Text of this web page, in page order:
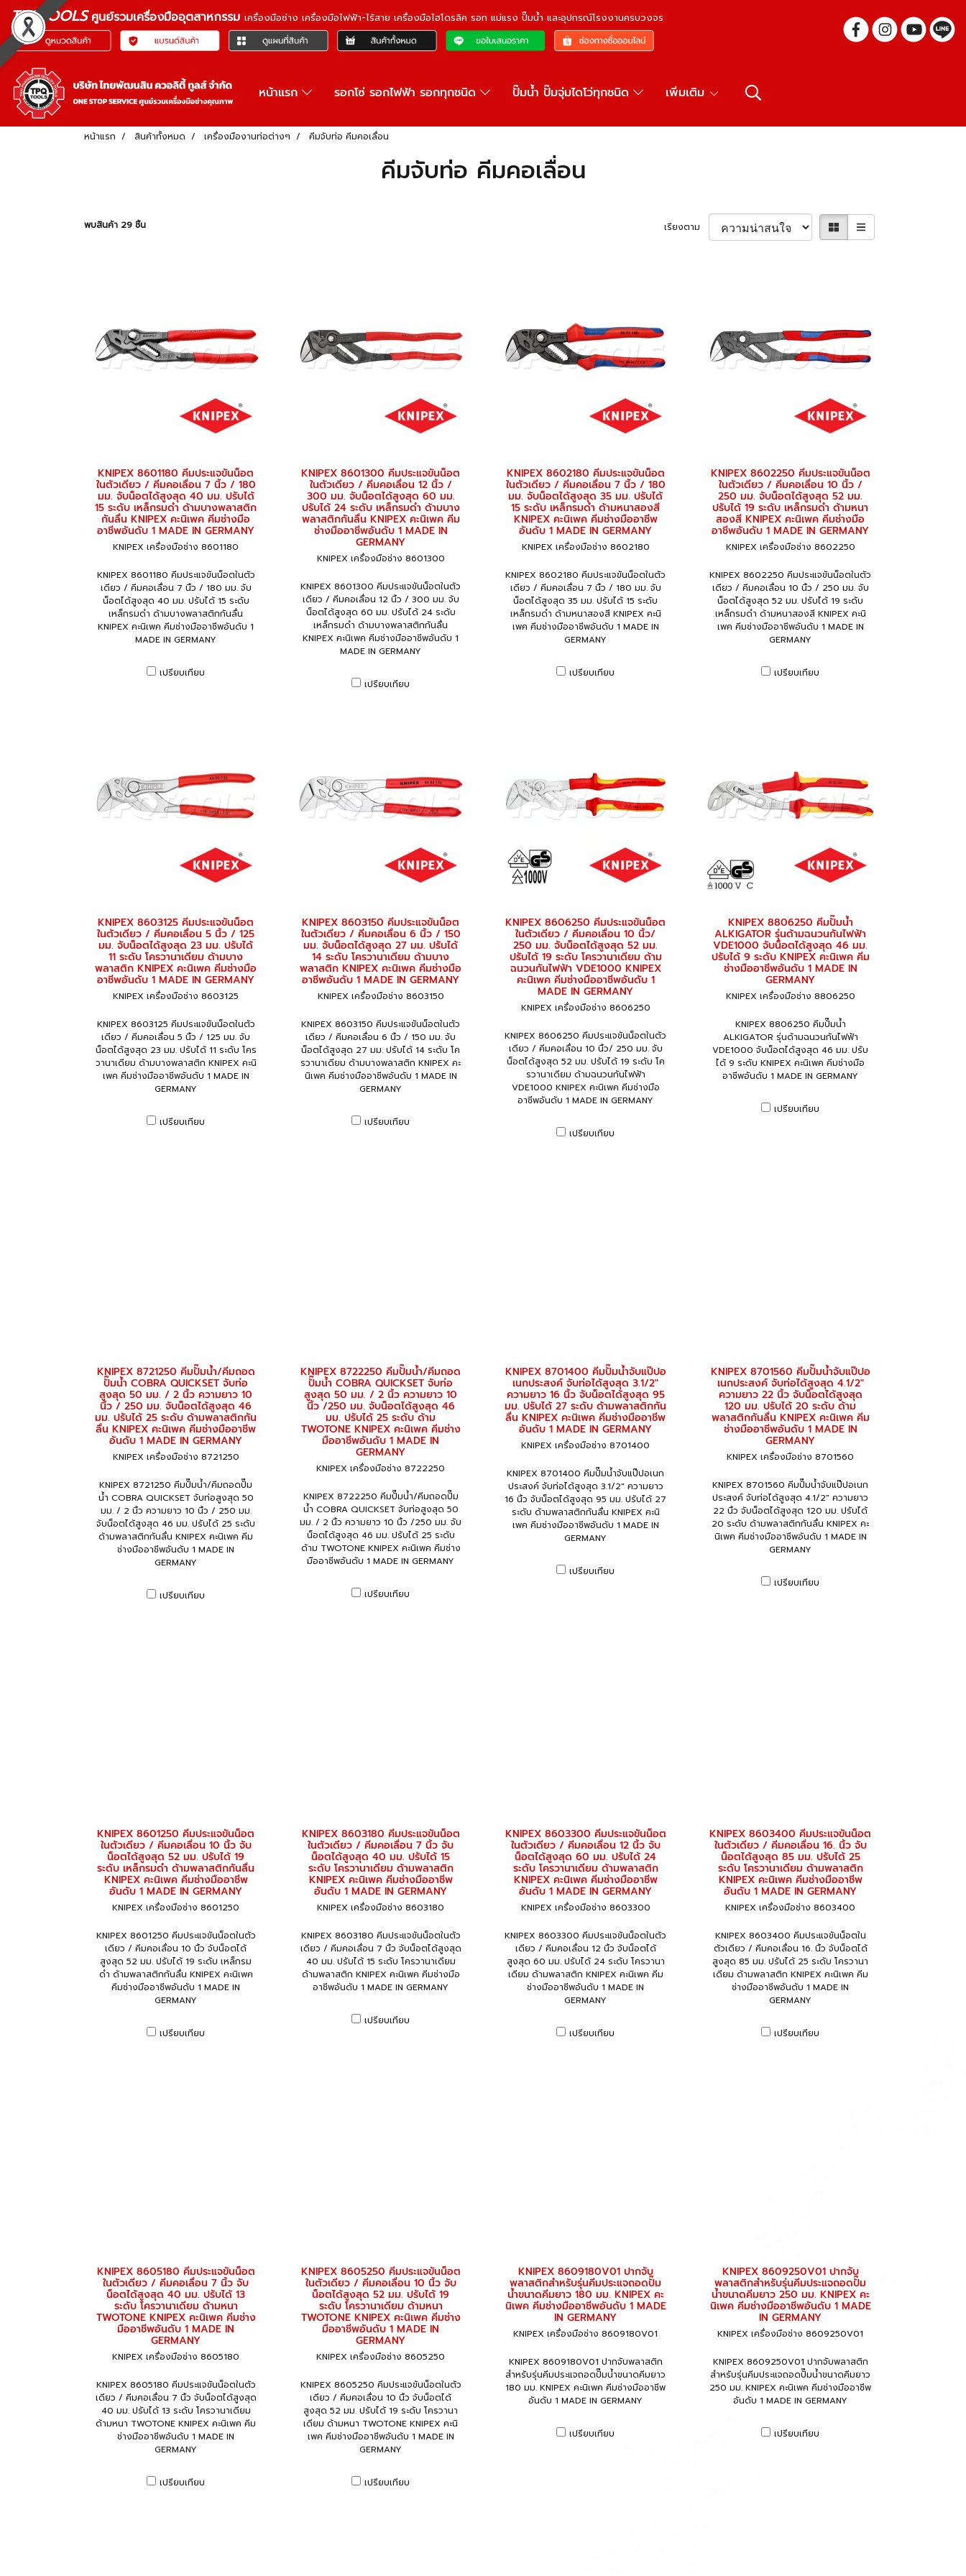
TPQTOOLSศูนย์รวมเครื่องมืออุตสาหกรรม เครื่องมือช่าง เครื่องมือไฟฟ้า-ไร้สาย เครื่องมือไฮโดรลิค รอก แม่แรง ปั๊มน้ำ และอุปกรณ์โรงงานครบวงจร
หน้าแรก รอกโซ่ รอกไฟฟ้า รอกทุกชนิด ปั๊มน้ำ ปั๊มจุ่มไดโว่ทุกชนิด เพิ่มเติม
หน้าแรก สินค้าทั้งหมด เครื่องมืองานท่อต่างๆ คีมจับท่อ คีมคอเลื่อน
คีมจับท่อ คีมคอเลื่อน
พบสินค้า 29 ชิ้น เรียงตาม
KNIPEX 8601180 คีมประแจขันน็อต
ในตัวเดียว / คีมคอเลื่อน 7 นิ้ว / 180
มม. จับน็อตได้สูงสุด 40 มม. ปรับได้
15 ระดับ เหล็กรมดำ ด้ามบางพลาสติก
กันลื่น KNIPEX คะนิเพค คีมช่างมือ
อาชีพอันดับ 1 MADE IN GERMANY
KNIPEX เครื่องมือช่าง 8601180
KNIPEX 8601180 คีมประแจขันน็อตในตัว
เดียว / คีมคอเลื่อน 7 นิ้ว / 180 มม. จับ
น็อตได้สูงสุด 40 มม. ปรับได้ 15 ระดับ
เหล็กรมดำ ด้ามบางพลาสติกกันลื่น
KNIPEX คะนิเพค คีมช่างมืออาชีพอันดับ 1
MADE IN GERMANY
เปรียบเทียบ
KNIPEX 8601300 คีมประแจขันน็อต
ในตัวเดียว / คีมคอเลื่อน 12 นิ้ว /
300 มม. จับน็อตได้สูงสุด 60 มม.
ปรับได้ 24 ระดับ เหล็กรมดำ ด้ามบาง
พลาสติกกันลื่น KNIPEX คะนิเพค คีม
ช่างมืออาชีพอันดับ 1 MADE IN
GERMANY
KNIPEX เครื่องมือช่าง 8601300
KNIPEX 8601300 คีมประแจขันน็อตในตัว
เดียว / คีมคอเลื่อน 12 นิ้ว / 300 มม. จับ
น็อตได้สูงสุด 60 มม. ปรับได้ 24 ระดับ
เหล็กรมดำ ด้ามบางพลาสติกกันลื่น
KNIPEX คะนิเพค คีมช่างมืออาชีพอันดับ 1
MADE IN GERMANY
เปรียบเทียบ
KNIPEX 8602180 คีมประแจขันน็อต
ในตัวเดียว / คีมคอเลื่อน 7 นิ้ว / 180
มม. จับน็อตได้สูงสุด 35 มม. ปรับได้
15 ระดับ เหล็กรมดำ ด้ามหนาสองสี
KNIPEX คะนิเพค คีมช่างมืออาชีพ
อันดับ 1 MADE IN GERMANY
KNIPEX เครื่องมือช่าง 8602180
KNIPEX 8602180 คีมประแจขันน็อตในตัว
เดียว / คีมคอเลื่อน 7 นิ้ว / 180 มม. จับ
น็อตได้สูงสุด 35 มม. ปรับได้ 15 ระดับ
เหล็กรมดำ ด้ามหนาสองสี KNIPEX คะนิ
เพค คีมช่างมืออาชีพอันดับ 1 MADE IN
GERMANY
เปรียบเทียบ
KNIPEX 8602250 คีมประแจขันน็อต
ในตัวเดียว / คีมคอเลื่อน 10 นิ้ว /
250 มม. จับน็อตได้สูงสุด 52 มม.
ปรับได้ 19 ระดับ เหล็กรมดำ ด้ามหนา
สองสี KNIPEX คะนิเพค คีมช่างมือ
อาชีพอันดับ 1 MADE IN GERMANY
KNIPEX เครื่องมือช่าง 8602250
KNIPEX 8602250 คีมประแจขันน็อตในตัว
เดียว / คีมคอเลื่อน 10 นิ้ว / 250 มม. จับ
น็อตได้สูงสุด 52 มม. ปรับได้ 19 ระดับ
เหล็กรมดำ ด้ามหนาสองสี KNIPEX คะนิ
เพค คีมช่างมืออาชีพอันดับ 1 MADE IN
GERMANY
เปรียบเทียบ
KNIPEX 8603125 คีมประแจขันน็อต
ในตัวเดียว / คีมคอเลื่อน 5 นิ้ว / 125
มม. จับน็อตได้สูงสุด 23 มม. ปรับได้
11 ระดับ โครวานาเดียม ด้ามบาง
พลาสติก KNIPEX คะนิเพค คีมช่างมือ
อาชีพอันดับ 1 MADE IN GERMANY
KNIPEX เครื่องมือช่าง 8603125
KNIPEX 8603125 คีมประแจขันน็อตในตัว
เดียว / คีมคอเลื่อน 5 นิ้ว / 125 มม. จับ
น็อตได้สูงสุด 23 มม. ปรับได้ 11 ระดับ โคร
วานาเดียม ด้ามบางพลาสติก KNIPEX คะนิ
เพค คีมช่างมืออาชีพอันดับ 1 MADE IN
GERMANY
เปรียบเทียบ
KNIPEX 8603150 คีมประแจขันน็อต
ในตัวเดียว / คีมคอเลื่อน 6 นิ้ว / 150
มม. จับน็อตได้สูงสุด 27 มม. ปรับได้
14 ระดับ โครวานาเดียม ด้ามบาง
พลาสติก KNIPEX คะนิเพค คีมช่างมือ
อาชีพอันดับ 1 MADE IN GERMANY
KNIPEX เครื่องมือช่าง 8603150
KNIPEX 8603150 คีมประแจขันน็อตในตัว
เดียว / คีมคอเลื่อน 6 นิ้ว / 150 มม. จับ
น็อตได้สูงสุด 27 มม. ปรับได้ 14 ระดับ โค
รวานาเดียม ด้ามบางพลาสติก KNIPEX คะ
นิเพค คีมช่างมืออาชีพอันดับ 1 MADE IN
GERMANY
เปรียบเทียบ
KNIPEX 8606250 คีมประแจขันน็อต
ในตัวเดียว / คีมคอเลื่อน 10 นิ้ว/
250 มม. จับน็อตได้สูงสุด 52 มม.
ปรับได้ 19 ระดับ โครวานาเดียม ด้าม
ฉนวนกันไฟฟ้า VDE1000 KNIPEX
คะนิเพค คีมช่างมืออาชีพอันดับ 1
MADE IN GERMANY
KNIPEX เครื่องมือช่าง 8606250
KNIPEX 8606250 คีมประแจขันน็อตในตัว
เดียว / คีมคอเลื่อน 10 นิ้ว/ 250 มม. จับ
น็อตได้สูงสุด 52 มม. ปรับได้ 19 ระดับ โค
รวานาเดียม ด้ามฉนวนกันไฟฟ้า
VDE1000 KNIPEX คะนิเพค คีมช่างมือ
อาชีพอันดับ 1 MADE IN GERMANY
เปรียบเทียบ
KNIPEX 8806250 คีมปั๊มน้ำ
ALKIGATOR รุ่นด้ามฉนวนกันไฟฟ้า
VDE1000 จับน็อตได้สูงสุด 46 มม.
ปรับได้ 9 ระดับ KNIPEX คะนิเพค คีม
ช่างมืออาชีพอันดับ 1 MADE IN
GERMANY
KNIPEX เครื่องมือช่าง 8806250
KNIPEX 8806250 คีมปั๊มน้ำ
ALKIGATOR รุ่นด้ามฉนวนกันไฟฟ้า
VDE1000 จับน็อตได้สูงสุด 46 มม. ปรับ
ได้ 9 ระดับ KNIPEX คะนิเพค คีมช่างมือ
อาชีพอันดับ 1 MADE IN GERMANY
เปรียบเทียบ
KNIPEX 8721250 คีมปั๊มน้ำ/คีมถอด
ปั๊มน้ำ COBRA QUICKSET จับท่อ
สูงสุด 50 มม. / 2 นิ้ว ความยาว 10
นิ้ว / 250 มม. จับน็อตได้สูงสุด 46
มม. ปรับได้ 25 ระดับ ด้ามพลาสติกกัน
ลื่น KNIPEX คะนิเพค คีมช่างมืออาชีพ
อันดับ 1 MADE IN GERMANY
KNIPEX เครื่องมือช่าง 8721250
KNIPEX 8721250 คีมปั๊มน้ำ/คีมถอดปั๊ม
น้ำ COBRA QUICKSET จับท่อสูงสุด 50
มม. / 2 นิ้ว ความยาว 10 นิ้ว / 250 มม.
จับน็อตได้สูงสุด 46 มม. ปรับได้ 25 ระดับ
ด้ามพลาสติกกันลื่น KNIPEX คะนิเพค คีม
ช่างมืออาชีพอันดับ 1 MADE IN
GERMANY
เปรียบเทียบ
KNIPEX 8722250 คีมปั๊มน้ำ/คีมถอด
ปั๊มน้ำ COBRA QUICKSET จับท่อ
สูงสุด 50 มม. / 2 นิ้ว ความยาว 10
นิ้ว /250 มม. จับน็อตได้สูงสุด 46
มม. ปรับได้ 25 ระดับ ด้าม
TWOTONE KNIPEX คะนิเพค คีมช่าง
มืออาชีพอันดับ 1 MADE IN
GERMANY
KNIPEX เครื่องมือช่าง 8722250
KNIPEX 8722250 คีมปั๊มน้ำ/คีมถอดปั๊ม
น้ำ COBRA QUICKSET จับท่อสูงสุด 50
มม. / 2 นิ้ว ความยาว 10 นิ้ว /250 มม. จับ
น็อตได้สูงสุด 46 มม. ปรับได้ 25 ระดับ
ด้าม TWOTONE KNIPEX คะนิเพค คีมช่าง
มืออาชีพอันดับ 1 MADE IN GERMANY
เปรียบเทียบ
KNIPEX 8701400 คีมปั๊มน้ำจับแป๊ปอ
เนกประสงค์ จับท่อได้สูงสุด 3.1/2"
ความยาว 16 นิ้ว จับน็อตได้สูงสุด 95
มม. ปรับได้ 27 ระดับ ด้ามพลาสติกกัน
ลื่น KNIPEX คะนิเพค คีมช่างมืออาชีพ
อันดับ 1 MADE IN GERMANY
KNIPEX เครื่องมือช่าง 8701400
KNIPEX 8701400 คีมปั๊มน้ำจับแป๊ปอเนก
ประสงค์ จับท่อได้สูงสุด 3.1/2" ความยาว
16 นิ้ว จับน็อตได้สูงสุด 95 มม. ปรับได้ 27
ระดับ ด้ามพลาสติกกันลื่น KNIPEX คะนิ
เพค คีมช่างมืออาชีพอันดับ 1 MADE IN
GERMANY
เปรียบเทียบ
KNIPEX 8701560 คีมปั๊มน้ำจับแป๊ปอ
เนกประสงค์ จับท่อได้สูงสุด 4.1/2"
ความยาว 22 นิ้ว จับน็อตได้สูงสุด
120 มม. ปรับได้ 20 ระดับ ด้าม
พลาสติกกันลื่น KNIPEX คะนิเพค คีม
ช่างมืออาชีพอันดับ 1 MADE IN
GERMANY
KNIPEX เครื่องมือช่าง 8701560
KNIPEX 8701560 คีมปั๊มน้ำจับแป๊ปอเนก
ประสงค์ จับท่อได้สูงสุด 4.1/2" ความยาว
22 นิ้ว จับน็อตได้สูงสุด 120 มม. ปรับได้
20 ระดับ ด้ามพลาสติกกันลื่น KNIPEX คะ
นิเพค คีมช่างมืออาชีพอันดับ 1 MADE IN
GERMANY
เปรียบเทียบ
KNIPEX 8601250 คีมประแจขันน็อต
ในตัวเดียว / คีมคอเลื่อน 10 นิ้ว จับ
น็อตได้สูงสุด 52 มม. ปรับได้ 19
ระดับ เหล็กรมดำ ด้ามพลาสติกกันลื่น
KNIPEX คะนิเพค คีมช่างมืออาชีพ
อันดับ 1 MADE IN GERMANY
KNIPEX เครื่องมือช่าง 8601250
KNIPEX 8601250 คีมประแจขันน็อตในตัว
เดียว / คีมคอเลื่อน 10 นิ้ว จับน็อตได้
สูงสุด 52 มม. ปรับได้ 19 ระดับ เหล็กรม
ดำ ด้ามพลาสติกกันลื่น KNIPEX คะนิเพค
คีมช่างมืออาชีพอันดับ 1 MADE IN
GERMANY
เปรียบเทียบ
KNIPEX 8603180 คีมประแจขันน็อต
ในตัวเดียว / คีมคอเลื่อน 7 นิ้ว จับ
น็อตได้สูงสุด 40 มม. ปรับได้ 15
ระดับ โครวานาเดียม ด้ามพลาสติก
KNIPEX คะนิเพค คีมช่างมืออาชีพ
อันดับ 1 MADE IN GERMANY
KNIPEX เครื่องมือช่าง 8603180
KNIPEX 8603180 คีมประแจขันน็อตในตัว
เดียว / คีมคอเลื่อน 7 นิ้ว จับน็อตได้สูงสุด
40 มม. ปรับได้ 15 ระดับ โครวานาเดียม
ด้ามพลาสติก KNIPEX คะนิเพค คีมช่างมือ
อาชีพอันดับ 1 MADE IN GERMANY
เปรียบเทียบ
KNIPEX 8603300 คีมประแจขันน็อต
ในตัวเดียว / คีมคอเลื่อน 12 นิ้ว จับ
น็อตได้สูงสุด 60 มม. ปรับได้ 24
ระดับ โครวานาเดียม ด้ามพลาสติก
KNIPEX คะนิเพค คีมช่างมืออาชีพ
อันดับ 1 MADE IN GERMANY
KNIPEX เครื่องมือช่าง 8603300
KNIPEX 8603300 คีมประแจขันน็อตในตัว
เดียว / คีมคอเลื่อน 12 นิ้ว จับน็อตได้
สูงสุด 60 มม. ปรับได้ 24 ระดับ โครวานา
เดียม ด้ามพลาสติก KNIPEX คะนิเพค คีม
ช่างมืออาชีพอันดับ 1 MADE IN
GERMANY
เปรียบเทียบ
KNIPEX 8603400 คีมประแจขันน็อต
ในตัวเดียว / คีมคอเลื่อน 16. นิ้ว จับ
น็อตได้สูงสุด 85 มม. ปรับได้ 25
ระดับ โครวานาเดียม ด้ามพลาสติก
KNIPEX คะนิเพค คีมช่างมืออาชีพ
อันดับ 1 MADE IN GERMANY
KNIPEX เครื่องมือช่าง 8603400
KNIPEX 8603400 คีมประแจขันน็อตใน
ตัวเดียว / คีมคอเลื่อน 16. นิ้ว จับน็อตได้
สูงสุด 85 มม. ปรับได้ 25 ระดับ โครวานา
เดียม ด้ามพลาสติก KNIPEX คะนิเพค คีม
ช่างมืออาชีพอันดับ 1 MADE IN
GERMANY
เปรียบเทียบ
KNIPEX 8605180 คีมประแจขันน็อต
ในตัวเดียว / คีมคอเลื่อน 7 นิ้ว จับ
น็อตได้สูงสุด 40 มม. ปรับได้ 13
ระดับ โครวานาเดียม ด้ามหนา
TWOTONE KNIPEX คะนิเพค คีมช่าง
มืออาชีพอันดับ 1 MADE IN
GERMANY
KNIPEX เครื่องมือช่าง 8605180
KNIPEX 8605180 คีมประแจขันน็อตในตัว
เดียว / คีมคอเลื่อน 7 นิ้ว จับน็อตได้สูงสุด
40 มม. ปรับได้ 13 ระดับ โครวานาเดียม
ด้ามหนา TWOTONE KNIPEX คะนิเพค คีม
ช่างมืออาชีพอันดับ 1 MADE IN
GERMANY
เปรียบเทียบ
KNIPEX 8605250 คีมประแจขันน็อต
ในตัวเดียว / คีมคอเลื่อน 10 นิ้ว จับ
น็อตได้สูงสุด 52 มม. ปรับได้ 19
ระดับ โครวานาเดียม ด้ามหนา
TWOTONE KNIPEX คะนิเพค คีมช่าง
มืออาชีพอันดับ 1 MADE IN
GERMANY
KNIPEX เครื่องมือช่าง 8605250
KNIPEX 8605250 คีมประแจขันน็อตในตัว
เดียว / คีมคอเลื่อน 10 นิ้ว จับน็อตได้
สูงสุด 52 มม. ปรับได้ 19 ระดับ โครวานา
เดียม ด้ามหนา TWOTONE KNIPEX คะนิ
เพค คีมช่างมืออาชีพอันดับ 1 MADE IN
GERMANY
เปรียบเทียบ
KNIPEX 8609180V01 ปากจับ
พลาสติกสำหรับรุ่นคีมประแจถอดปั๊ม
น้ำขนาดคีมยาว 180 มม. KNIPEX คะ
นิเพค คีมช่างมืออาชีพอันดับ 1 MADE
IN GERMANY
KNIPEX เครื่องมือช่าง 8609180V01
KNIPEX 8609180V01 ปากจับพลาสติก
สำหรับรุ่นคีมประแจถอดปั๊มน้ำขนาดคีมยาว
180 มม. KNIPEX คะนิเพค คีมช่างมืออาชีพ
อันดับ 1 MADE IN GERMANY
เปรียบเทียบ
KNIPEX 8609250V01 ปากจับ
พลาสติกสำหรับรุ่นคีมประแจถอดปั๊ม
น้ำขนาดคีมยาว 250 มม. KNIPEX คะ
นิเพค คีมช่างมืออาชีพอันดับ 1 MADE
IN GERMANY
KNIPEX เครื่องมือช่าง 8609250V01
KNIPEX 8609250V01 ปากจับพลาสติก
สำหรับรุ่นคีมประแจถอดปั๊มน้ำขนาดคีมยาว
250 มม. KNIPEX คะนิเพค คีมช่างมืออาชีพ
อันดับ 1 MADE IN GERMANY
เปรียบเทียบ